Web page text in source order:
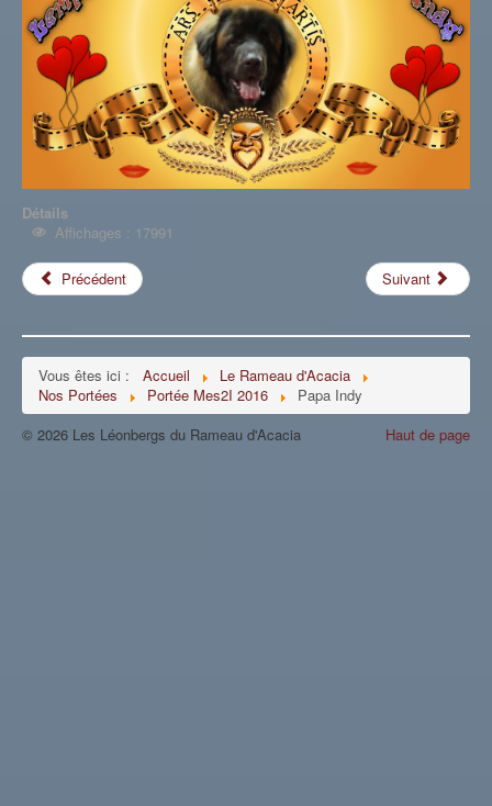
Détails
Affichages : 17991
Précédent Suivant
Vous êtes ici : Accueil
Le Rameau d'Acacia
Nos Portées
Portée Mes2I 2016
Papa Indy
Haut de page
© 2026 Les Léonbergs du Rameau d'Acacia